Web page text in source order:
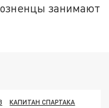
занимают
КАПИТАН СПАРТАКА